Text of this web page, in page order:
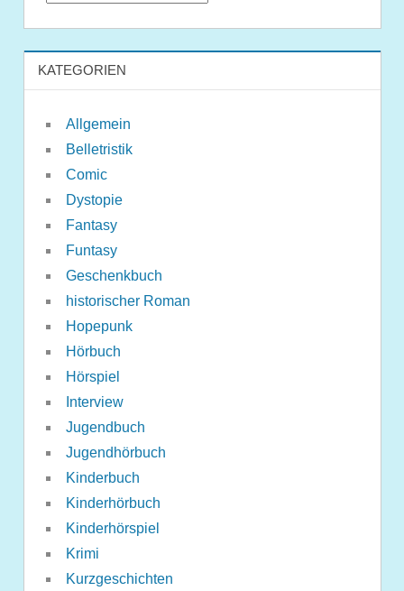
KATEGORIEN
Allgemein
Belletristik
Comic
Dystopie
Fantasy
Funtasy
Geschenkbuch
historischer Roman
Hopepunk
Hörbuch
Hörspiel
Interview
Jugendbuch
Jugendhörbuch
Kinderbuch
Kinderhörbuch
Kinderhörspiel
Krimi
Kurzgeschichten